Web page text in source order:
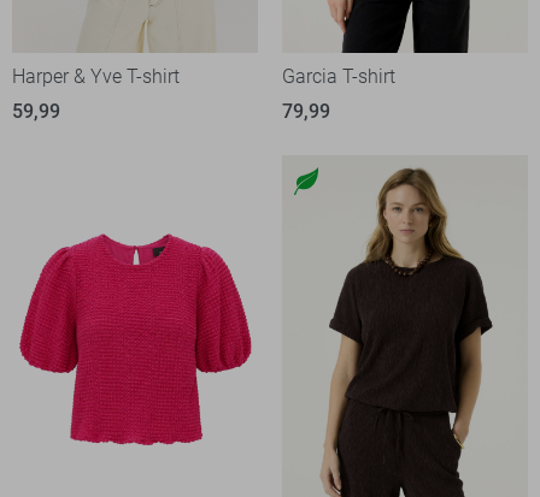
Harper & Yve T-shirt
59,99
Garcia T-shirt
79,99